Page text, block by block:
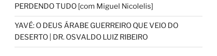
PERDENDO TUDO [com Miguel Nicolelis]
YAVÉ: O DEUS ÁRABE GUERREIRO QUE VEIO DO
DESERTO | DR. OSVALDO LUIZ RIBEIRO